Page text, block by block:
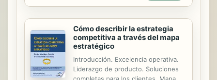
descubrió el papel que juegan las
aplicar la inteligencia emocional a la
gestión empresarial es fundamental
para conseguir importantes logros
en ambos campos. De forma amena y
práctica, este libro te ayudar· a
comprobar que integrar en tu vida tu
Cómo describir la estrategia
competitiva a través del mapa
estratégico
Introducción. Excelencia operativa.
Liderazgo de producto. Soluciones